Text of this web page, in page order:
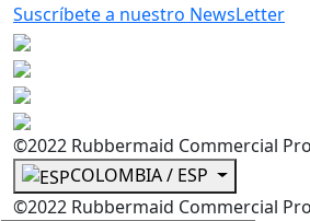
Suscríbete a nuestro NewsLetter
©2022 Rubbermaid Commercial
COLOMBIA / ESP
©2022 Rubbermaid Commercial